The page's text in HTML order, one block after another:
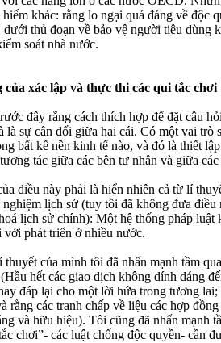
khác: rằng lo ngại quá đáng về độc
thủ đoạn về bảo vệ người tiêu dùng
soát nhà nước.
xác lập và thực thi các qui tắc chơi
đây rằng cách thích hợp để đặt câu
là sự cân đối giữa hai cái. Có một vai trò
bất kể nền kinh tế nào, và đó là thiết
tác giữa các bên tư nhân và giữa
điều này phải là hiển nhiên cả từ lí
lịch sử (tuy tôi đã không đưa điều
lịch sử chính): Một hệ thống pháp luật
phát triển ở nhiều nước.
của mình tôi đã nhấn mạnh tầm
hết các giao dịch không dính dáng
đáp lại cho một lời hứa trong tương
rằng các tranh chấp về liệu các hợp
và hữu hiệu). Tôi cũng đã nhấn mạnh
chơi”- các luật chống độc quyền- cần